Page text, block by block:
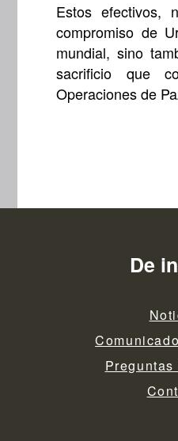
Estos efectivos,
compromiso de
mundial, sino
sacrificio que
Operaciones de
De